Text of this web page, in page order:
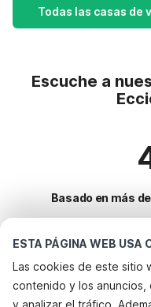
ESTA PÁGINA WEB USA
Las cookies de este sitio
contenido y los
y analizar el tráfico.
Todas las casas de
Escuche a
Basado en más
Destinos más
Ciudades con los